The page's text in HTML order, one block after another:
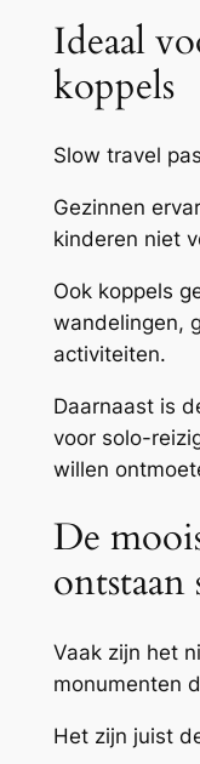
Ideaal
koppels
Slow travel
Gezinnen
kinderen niet
Ook koppels
wandelingen,
activiteiten.
Daarnaast is
voor solo-
willen
De
ontstaan
Vaak zijn het
monumenten
Het zijn juist